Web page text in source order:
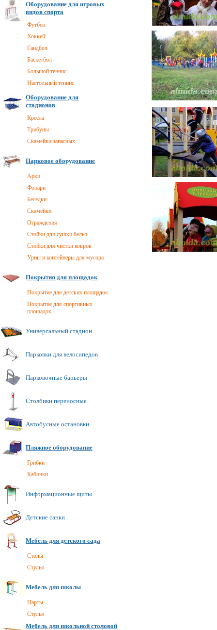
Оборудование для игровых
видов спорта
Футбол
Хоккей
Гандбол
Баскетбол
Большой теннис
Настольный теннис
Оборудование для
стадионов
Кресла
Трибуны
Скамейки запасных
Парковое оборудование
Арки
Фонари
Беседки
Скамейки
Ограждения
Стойки для сушки белья
Стойки для чистки ковров
Урны и контейнеры для мусора
Покрытия для площадок
Покрытие для детских площадок
Покрытие для спортивных
площадок
Универсальный стадион
Парковки для велосипедов
Парковочные барьеры
Столбики переносные
Автобусные остановки
Пляжное оборудование
Грибки
Кабинки
Информационные щиты
Детские санки
Мебель для детского сада
Cтолы
Стулья
Мебель для школы
Парты
Стулья
Мебель для школьной столовой